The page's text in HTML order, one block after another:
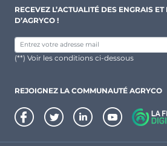
RECEVEZ L’ACTUALITÉ DES ENGRAIS
D’AGRYCO !
(**) Voir les conditions ci-dessous
REJOIGNEZ LA COMMUNAUTÉ AGRYCO